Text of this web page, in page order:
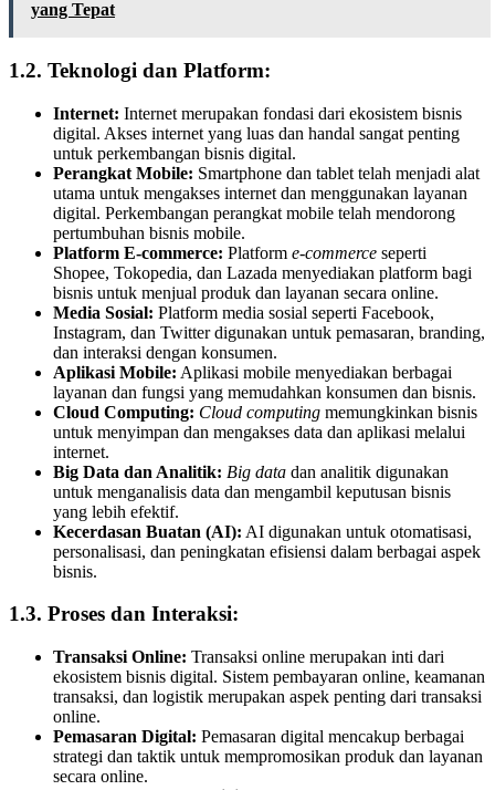
yang Tepat
1.2. Teknologi dan Platform:
Internet: Internet merupakan fondasi dari ekosistem bisnis
digital. Akses internet yang luas dan handal sangat penting
untuk perkembangan bisnis digital.
Perangkat Mobile: Smartphone dan tablet telah menjadi alat
utama untuk mengakses internet dan menggunakan layanan
digital. Perkembangan perangkat mobile telah mendorong
pertumbuhan bisnis mobile.
Platform E-commerce: Platform e-commerce seperti
Shopee, Tokopedia, dan Lazada menyediakan platform bagi
bisnis untuk menjual produk dan layanan secara online.
Media Sosial: Platform media sosial seperti Facebook,
Instagram, dan Twitter digunakan untuk pemasaran, branding,
dan interaksi dengan konsumen.
Aplikasi Mobile: Aplikasi mobile menyediakan berbagai
layanan dan fungsi yang memudahkan konsumen dan bisnis.
Cloud Computing: Cloud computing memungkinkan bisnis
untuk menyimpan dan mengakses data dan aplikasi melalui
internet.
Big Data dan Analitik: Big data dan analitik digunakan
untuk menganalisis data dan mengambil keputusan bisnis
yang lebih efektif.
Kecerdasan Buatan (AI): AI digunakan untuk otomatisasi,
personalisasi, dan peningkatan efisiensi dalam berbagai aspek
bisnis.
1.3. Proses dan Interaksi:
Transaksi Online: Transaksi online merupakan inti dari
ekosistem bisnis digital. Sistem pembayaran online, keamanan
transaksi, dan logistik merupakan aspek penting dari transaksi
online.
Pemasaran Digital: Pemasaran digital mencakup berbagai
strategi dan taktik untuk mempromosikan produk dan layanan
secara online.